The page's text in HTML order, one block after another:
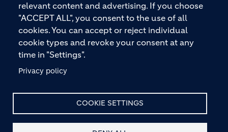
relevant content and advertising. If you choose
"ACCEPT ALL", you consent to the use of all
cookies. You can accept or reject individual
cookie types and revoke your consent at any
time in "Settings".
Privacy policy
COOKIE SETTINGS
KONTAKTIEREN SIE UNS